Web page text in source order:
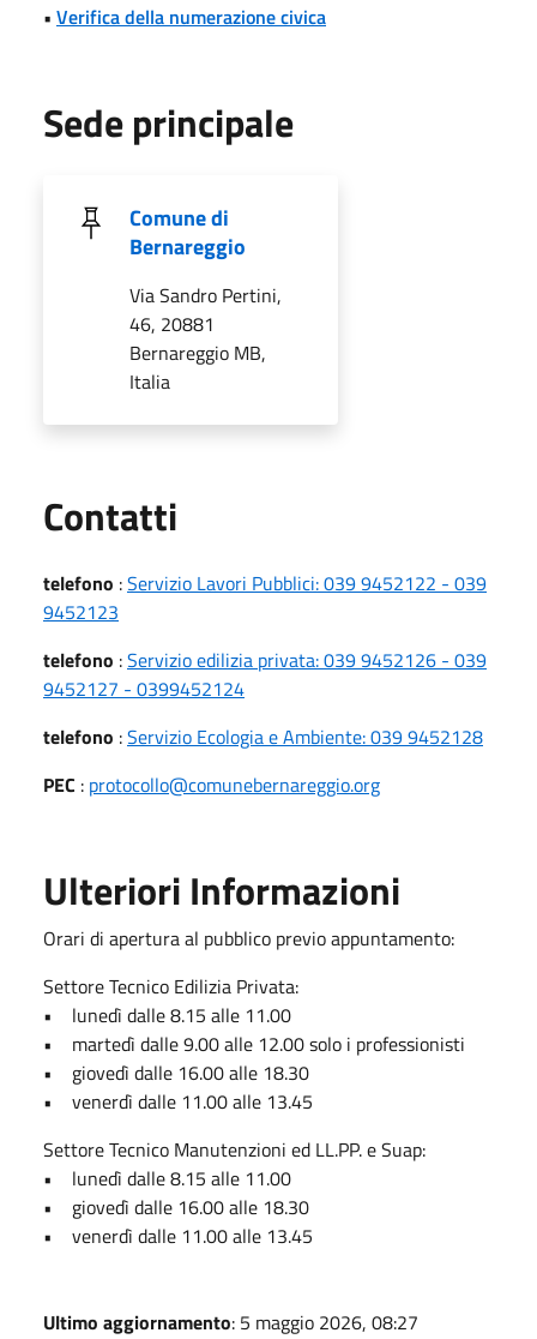
• Verifica della numerazione civica
Sede principale
Comune di
Bernareggio
Via Sandro Pertini,
46, 20881
Bernareggio MB,
Italia
Contatti
telefono :Servizio Lavori Pubblici: 039 9452122 - 039
9452123
telefono :Servizio edilizia privata: 039 9452126 - 039
9452127 - 0399452124
telefono :Servizio Ecologia e Ambiente: 039 9452128
PEC : protocollo@comunebernareggio.org
Ulteriori Informazioni
Orari di apertura al pubblico previo appuntamento:
Settore Tecnico Edilizia Privata:
• lunedì dalle 8.15 alle 11.00
• martedì dalle 9.00 alle 12.00 solo i professionisti
• giovedì dalle 16.00 alle 18.30
• venerdì dalle 11.00 alle 13.45
Settore Tecnico Manutenzioni ed LL.PP. e Suap:
• lunedì dalle 8.15 alle 11.00
• giovedì dalle 16.00 alle 18.30
• venerdì dalle 11.00 alle 13.45
Ultimo aggiornamento: 5 maggio 2026, 08:27